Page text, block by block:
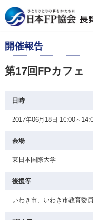
開催報告
第17回FPカフェ
日時
2017年06月18日 10:00～
会場
東日本国際大学
後援等
いわき市、いわき市教育委